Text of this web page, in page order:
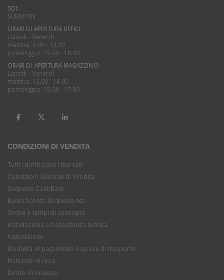
SDI:
SUBM70N
ORARI DI APERTURA UFFICI:
Lunedi - Venerdì
mattina: 9.00 - 13.30
pomeriggio: 15.00 - 18.30
ORARI DI APERTURA MAGAZZINO:
Lunedi - Venerdì
mattina: 12.00 - 14.00
pomeriggio: 15.00 - 17.00
CONDIZIONI DI VENDITA
Tutti i diritti sono riservati
Condizioni Generali di Vendita
Snapweb CashBack
Buoni Sconto Snapweb.net
Ordini e tempi di consegna
Installazione ed assistenza tecnica
Fatturazione
Modalità di pagamento e spese di trasporto
Richieste di reso
Diritto di recesso